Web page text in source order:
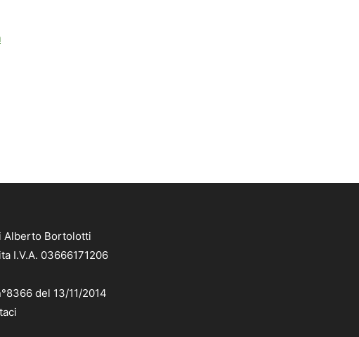
Alberto Bortolotti
I.V.A. 03666171206
del 13/11/2014